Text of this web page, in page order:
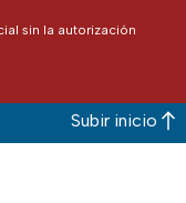
sin la autorización
Subir inicio